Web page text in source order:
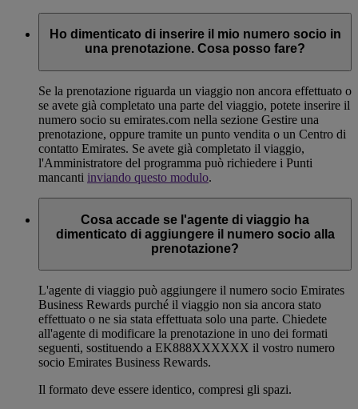
Ho dimenticato di inserire il mio numero socio in
una prenotazione. Cosa posso fare?
Se la prenotazione riguarda un viaggio non ancora effettuato o
se avete già completato una parte del viaggio, potete inserire il
numero socio su emirates.com nella sezione Gestire una
prenotazione, oppure tramite un punto vendita o un Centro di
contatto Emirates. Se avete già completato il viaggio,
l'Amministratore del programma può richiedere i Punti
mancanti inviando questo modulo.
Cosa accade se l'agente di viaggio ha
dimenticato di aggiungere il numero socio alla
prenotazione?
L'agente di viaggio può aggiungere il numero socio Emirates
Business Rewards purché il viaggio non sia ancora stato
effettuato o ne sia stata effettuata solo una parte. Chiedete
all'agente di modificare la prenotazione in uno dei formati
seguenti, sostituendo a EK888XXXXXX il vostro numero
socio Emirates Business Rewards.
Il formato deve essere identico, compresi gli spazi.